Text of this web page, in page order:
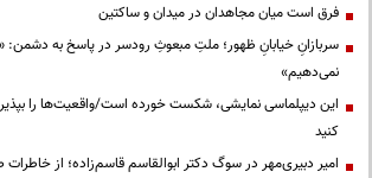
فرق است میان مجاهدان در میدان و ساکتین
سربازانِ خیابانِ ظهور؛ ملتِ مبعوثِ رودسر در پاسخ به دشمن:
نمی‌دهیم»
این دیپلماسی نمایشی، شکست خورده است/واقعیت‌ها را
کنید
امیر دبیری‌مهر در سوگ دکتر ابوالقاسم قاسم‌زاده؛ از